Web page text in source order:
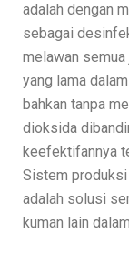
adalah dengan
sebagai
melawan
yang lama
bahkan tanpa
dioksida
keefektifannya
Sistem
adalah solusi
kuman lain